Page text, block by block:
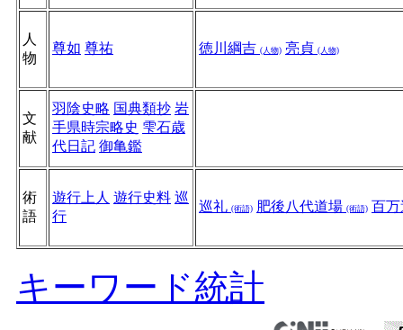
人
物
尊如 尊祐 徳川綱吉 (人物) 亮貞 (人物)
文
献
羽陰史略 国典類抄 岩
手県時宗略史 雫石歳
代日記 御亀鑑
術
語
遊行上人 遊行史料 巡
行
巡礼 (術語) 肥後八代道場 (術語) 百
キーワード統計